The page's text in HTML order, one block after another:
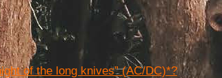
of the long knives” (AC/DC)*?